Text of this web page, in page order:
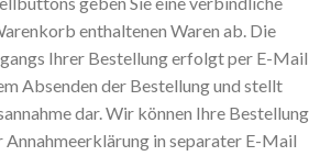
enthaltenen Waren ab. Die
Ihrer Bestellung erfolgt per E-Mail
Absenden der Bestellung und stellt
dar. Wir können Ihre Bestellung
Annahmeerklärung in separater E-Mail